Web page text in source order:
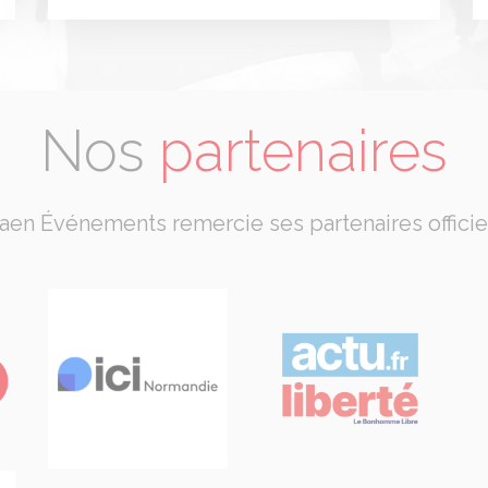
Nos partenaires
Événements remercie ses partenaires